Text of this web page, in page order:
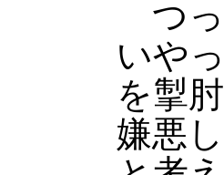
つっ
いや
を掣
嫌悪